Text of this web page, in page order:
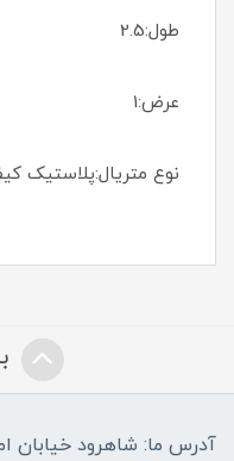
طول:2.5
عرض:1
نوع متریال:پلاستیک
آدرس ما: شاهرود خیابان